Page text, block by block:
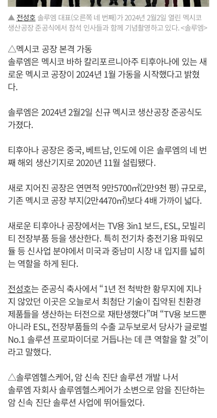
▲ 전성호 솔루엠 대표(오른쪽 네 번째)가 2024년 2월2일 열린 멕시코
생산공장 준공식에서 참석 인사들과 함께 기념촬영하고 있다. <솔루엠>
△멕시코 공장 본격 가동
솔루엠은 멕시코 바하 칼리포르니아주 티후아나에 있는 새
로운 멕시코 공장이 2024년 1월 가동을 시작했다고 밝혔
다.
솔루엠은 2024년 2월2일 신규 멕시코 생산공장 준공식도
가졌다.
티후아나 공장은 중국, 베트남, 인도에 이은 솔루엠의 네 번
째 해외 생산기지로 2020년 11월 설립됐다.
새로 지어진 공장은 연면적 9만5700㎡(2만9천 평) 규모로,
기존 멕시코 공장 부지(2만4470㎡)보다 4배 가까이 넓다.
새로운 티후아나 공장에서는 TV용 3in1 보드, ESL, 모빌리
티 전장부품 등을 생산한다. 특히 전기차 충전기용 파워모
듈 등 신사업 분야에서 미국과 중남미 시장 내 입지를 넓히
는 역할을 하게 된다.
전성호는 준공식 축사에서 “1년 전 척박한 황무지에 지나
지 않았던 이곳은 오늘로서 최첨단 기술이 집약된 친환경
제품들을 생산하는 터전으로 재탄생했다”며 “TV용 보드뿐
아니라 ESL, 전장부품들의 수출 교두보로서 당사가 글로벌
No.1 솔루션 프로파이더로 거듭나는 데 큰 역할을 할 것”이
라고 말했다.
△솔루엠헬스케어, 암 신속 진단 솔루션 개발 나서
솔루엠 자회사 솔루엠헬스케어가 소변으로 암을 진단하는
암 신속 진단 솔루션 사업에 뛰어들었다.